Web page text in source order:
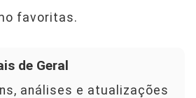
favoritas.
de Geral
análises e atualizações